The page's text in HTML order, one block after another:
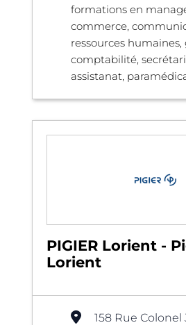
formations en
commerce,
ressources humaines,
comptabilité,
assistanat,
PIGIER Lorient -
Lorient
158 Rue Colonel